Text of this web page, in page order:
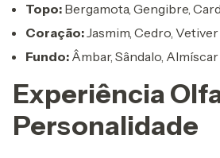
Topo: Bergamota, Gengibre,
Coração:Jasmim, Cedro, Vetiver
Fundo: Âmbar, Sândalo, Almíscar
Experiência
Personalidade